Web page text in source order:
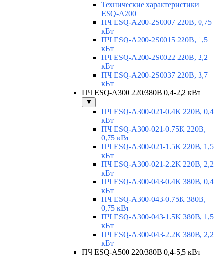
Технические характеристики
ESQ-A200
ПЧ ESQ-A200-2S0007 220В, 0,75
кВт
ПЧ ESQ-A200-2S0015 220В, 1,5
кВт
ПЧ ESQ-A200-2S0022 220В, 2,2
кВт
ПЧ ESQ-A200-2S0037 220В, 3,7
кВт
ПЧ ESQ-A300 220/380В 0,4-2,2 кВт
▼
ПЧ ESQ-A300-021-0.4K 220В, 0,4
кВт
ПЧ ESQ-A300-021-0.75K 220В,
0,75 кВт
ПЧ ESQ-A300-021-1.5K 220В, 1,5
кВт
ПЧ ESQ-A300-021-2.2K 220В, 2,2
кВт
ПЧ ESQ-A300-043-0.4K 380В, 0,4
кВт
ПЧ ESQ-A300-043-0.75K 380В,
0,75 кВт
ПЧ ESQ-A300-043-1.5K 380В, 1,5
кВт
ПЧ ESQ-A300-043-2.2K 380В, 2,2
кВт
ПЧ ESQ-A500 220/380В 0,4-5,5 кВт